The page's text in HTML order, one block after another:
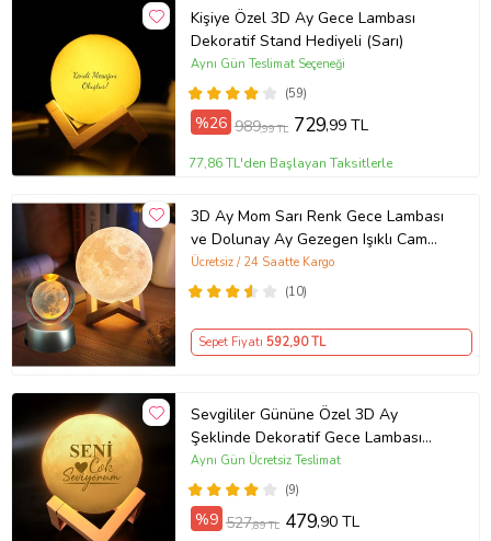
Kişiye Özel 3D Ay Gece Lambası
Dekoratif Stand Hediyeli (Sarı)
(59)
Aynı Gün Teslimat Seçeneği
%26 989,99 TL 729,99 TL
77,86 TL'den Başlayan Taksitlerle
3D Ay Mom Sarı Renk Gece Lambası
ve Dolunay Ay Gezegen Işıklı Cam
Küre
(10)
Ücretsiz / 24 Saatte Kargo
Sepet Fiyatı 592,90 TL
Sevgililer Gününe Özel 3D Ay
Şeklinde Dekoratif Gece Lambası
(Standlı) (Beyaz)
(9)
Aynı Gün Ücretsiz Teslimat
%9 527,89 TL 479,90 TL